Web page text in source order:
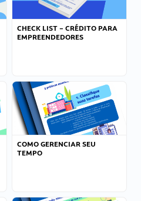
CHECK LIST – CRÉDITO PARA
EMPREENDEDORES
COMO GERENCIAR SEU
TEMPO